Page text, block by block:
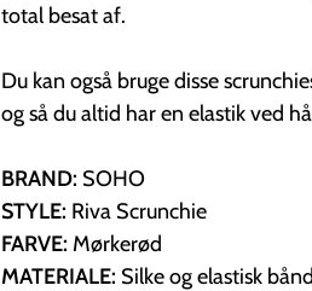
total besat af.
Du kan også bruge disse
og så du altid har en elastik ved
BRAND: SOHO
STYLE: Riva Scrunchie
FARVE: Mørkerød
MATERIALE: Silke og elastisk bånd